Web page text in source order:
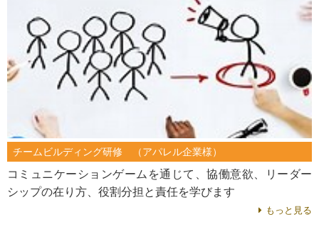
チームビルディング研修 （アパレル企業様）
コミュニケーションゲームを通じて、協働意欲、リーダー
シップの在り方、役割分担と責任を学びます
もっと見る